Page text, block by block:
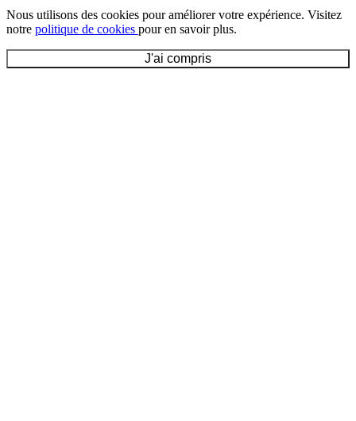
Nous utilisons des cookies pour améliorer votre expérience. Visitez
notre politique de cookies pour en savoir plus.
J'ai compris